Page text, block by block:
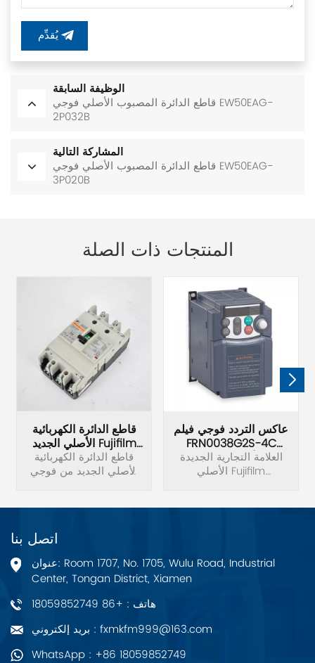
يُقدِّم
الوظيفة السابقة
قاطع الدائرة المصبوب الأصلي فوجي EW50EAG-
2P032B
المشاركة التالية
قاطع الدائرة المصبوب الأصلي فوجي EW50EAG-
3P020B
المنتجات ذات الصلة
قاطع الدائرة الكهربائية
الأصلي الجديد Fujifilm
BW125JAG-3P
قاطع الدائرة الكهربائية
الأصلي الجديد من فوجي
عاكس التردد فوجي فيلم
FRN0038G2S-4C
الأصلي الجديد
العلامة التجارية الجديدة
الأصلي Fujifilm
380 فولت الطاقة 15KW.
اتصل بنا
عنوان: Room 1707, No. 1705, Wulu Road, Industrial
Center, Tongan District, Xiamen
هاتف : +86 18059852749
بريد إلكتروني : fxmkfm999@163.com
WhatsApp : +86 18059852749